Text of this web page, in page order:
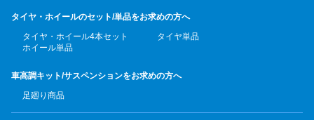
タイヤ・ホイールのセット/単品をお求めの方へ
タイヤ・ホイール4本セット
タイヤ単品
ホイール単品
車高調キット/サスペンションをお求めの方へ
足廻り商品